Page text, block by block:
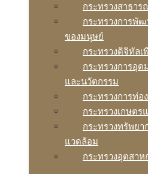
กระทรวงสาธา
กระทรวงการพั
ของมนุษย์
กระทรวงดิจิทัล
กระทรวงการอุ
และนวัตกรรม
กระทรวงการท่อ
กระทรวงเกษต
กระทรวงทรัพย
แวดล้อม
กระทรวงอุตสาห